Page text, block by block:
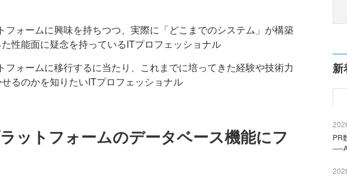
フォームに興味を持ちつつ、実際に「どこまでのシステム」が構築
性能面に疑念を持っているITプロフェッショナル
フォームに移行するに当たり、これまでに培ってきた経験や技術力
るのかを知りたいITプロフェッショナル
ットフォームのデータベース機能にフ
新
PR